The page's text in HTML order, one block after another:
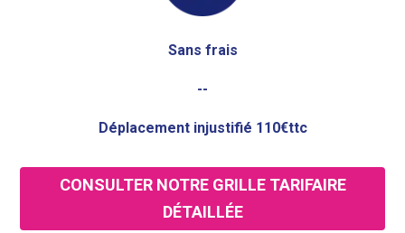
Sans frais
--
Déplacement injustifié 110€ttc
CONSULTER NOTRE GRILLE TARIFAIRE
DÉTAILLÉE